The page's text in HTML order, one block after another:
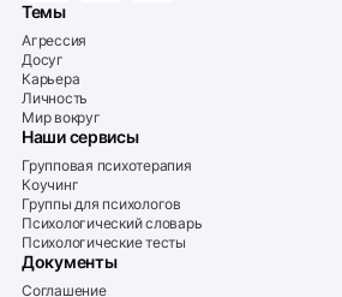
Темы
Агрессия
Досуг
Карьера
Личность
Мир вокруг
Наши сервисы
Групповая психотерапия
Коучинг
Группы для психологов
Психологический словарь
Психологические тесты
Документы
Соглашение